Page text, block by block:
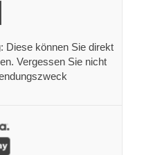
Diese können Sie direkt
Vergessen Sie nicht